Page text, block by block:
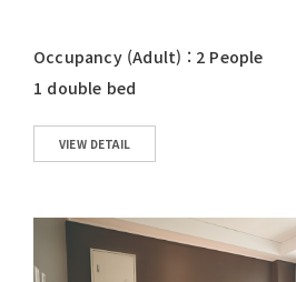
Occupancy (Adult) : 2 People
1 double bed
VIEW DETAIL